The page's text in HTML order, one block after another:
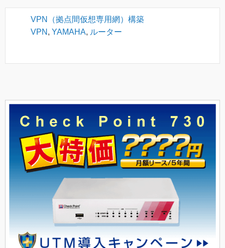
VPN（拠点間仮想専用網）構築
VPN , YAMAHA, ルーター